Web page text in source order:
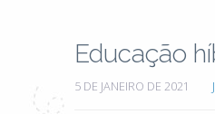
Educação
5 DE JANEIRO DE 2021